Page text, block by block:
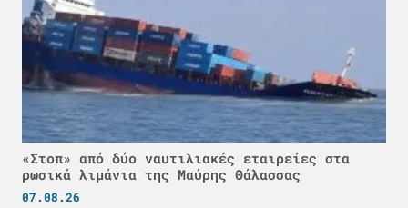
«Στοπ» από δύο ναυτιλιακές εταιρείες στα
ρωσικά λιμάνια της Μαύρης Θάλασσας
07.08.26